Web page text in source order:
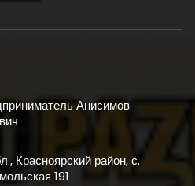
Анисимов
Красноярский район, с.
191